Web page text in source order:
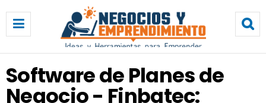
o
f
t
a
r
Software de Planes de
Negocio - Finbatec: